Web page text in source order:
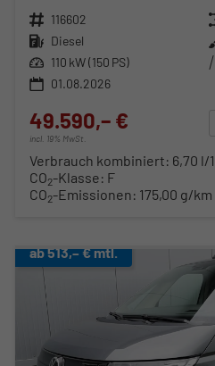
Fahrzeugnr. 116602
Kraftstoff Diesel
Leistung 110 kW (150 PS)
01.08.2026
49.590,– €
incl. 19% MwSt.
Verbrauch kombiniert: 6,70 l/
CO2-Klasse: F
CO2-Emissionen: 175,00 g/km
ab 513,– € mtl.